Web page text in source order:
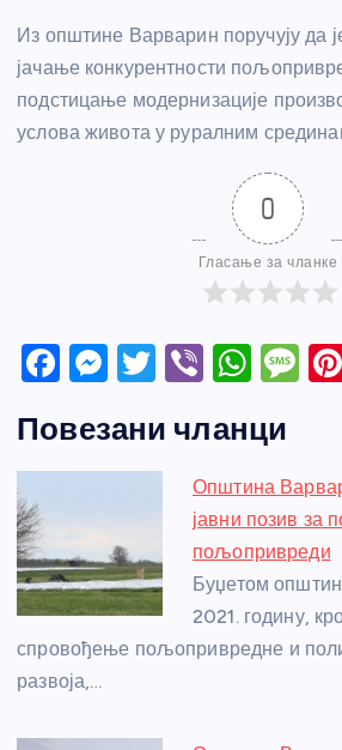
Из општине Варварин поручују да
јачање конкурентности
подстицање модернизације
услова живота у руралним
0
Гласање за чланке
F
c
e
b
o
o
M
ss
e
n
g
er
T
itt
er
Vi
er
W
at
s
A
p
p
M
a
g
e
Повезани чланци
Општина
јавни позив за
пољопривреди
Буџетом
2021. годину,
спровођење пољопривредне и
развоја,…